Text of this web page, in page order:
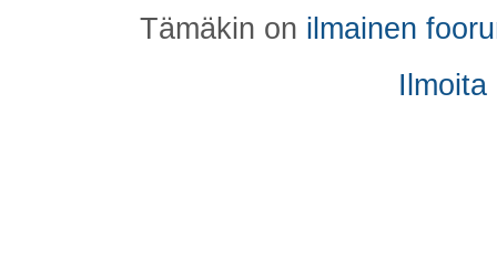
Tämäkin on ilmainen